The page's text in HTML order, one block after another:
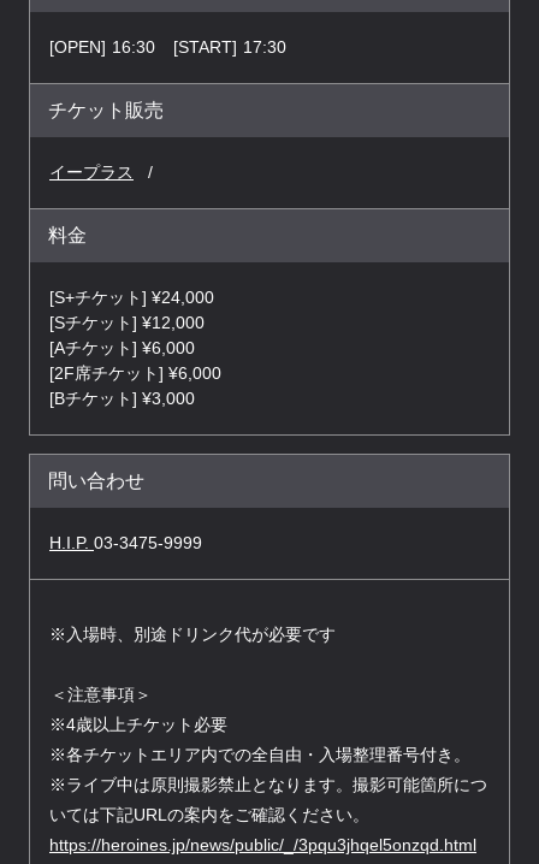
[OPEN] 16:30 [START] 17:30
チケット販売
イープラス
料金
[S+チケット] ¥24,000
[Sチケット] ¥12,000
[Aチケット] ¥6,000
[2F席チケット] ¥6,000
[Bチケット] ¥3,000
問い合わせ
H.I.P. 03-3475-9999
※入場時、別途ドリンク代が必要です
＜注意事項＞
※4歳以上チケット必要
※各チケットエリア内での全自由・入場整理番号付き。
※ライブ中は原則撮影禁止となります。撮影可能箇所につ
いては下記URLの案内をご確認ください。
https://heroines.jp/news/public/_/3pqu3jhqel5onzqd.html